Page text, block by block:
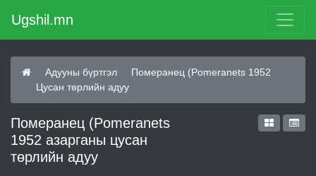
Ugshil.mn
Адууны бүртгэл
Померанец (Pomeranets 1952
Цусан төрлийн адуу
Померанец (Pomeranets
1952 азарганы цусан
төрлийн адуу